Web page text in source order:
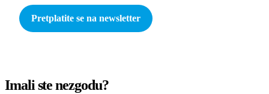
Pretplatite se na newsletter
Imali ste nezgodu?